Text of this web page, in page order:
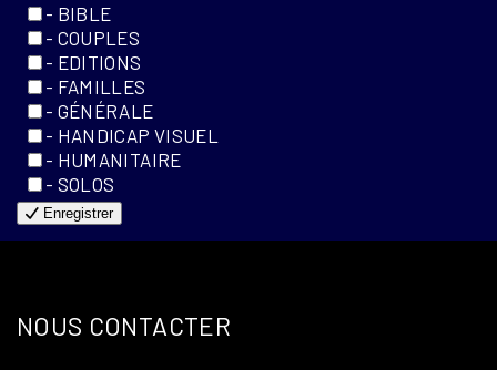
- BIBLE
- COUPLES
- EDITIONS
- FAMILLES
- GÉNÉRALE
- HANDICAP VISUEL
- HUMANITAIRE
- SOLOS
Enregistrer
NOUS CONTACTER